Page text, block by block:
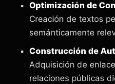
Optimización de
Creación de textos
semánticamente
Construcción de
Adquisición de
relaciones públicas